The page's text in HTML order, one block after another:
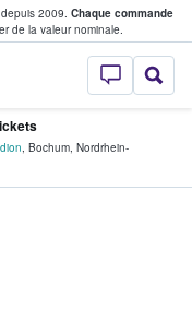
2009. Chaque commande
de la valeur nominale.
StubHub - Où
billets
, Bochum, Nordrhein-